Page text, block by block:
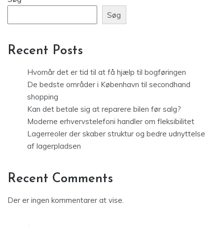
Søg
Recent Posts
Hvornår det er tid til at få hjælp til bogføringen
De bedste områder i København til secondhand
shopping
Kan det betale sig at reparere bilen før salg?
Moderne erhvervstelefoni handler om fleksibilitet
Lagerreoler der skaber struktur og bedre udnyttelse
af lagerpladsen
Recent Comments
Der er ingen kommentarer at vise.